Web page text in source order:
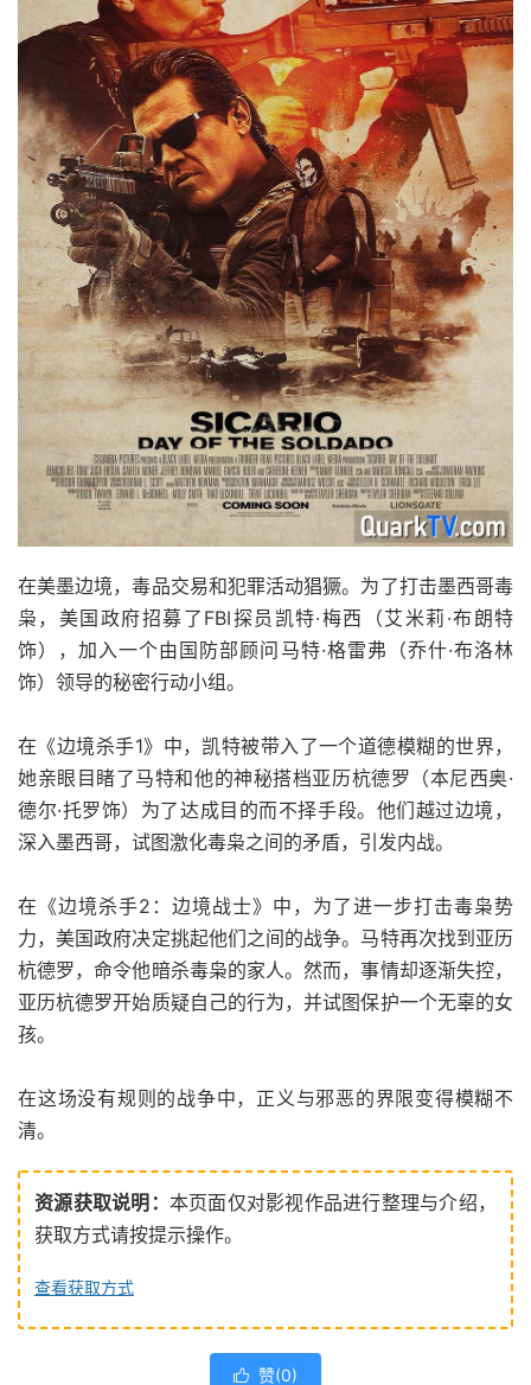
在美墨边境，毒品交易和犯罪活动猖獗。为了打击墨西哥毒
枭，美国政府招募了FBI探员凯特·梅西（艾米莉·布朗特
饰），加入一个由国防部顾问马特·格雷弗（乔什·布洛林
饰）领导的秘密行动小组。
在《边境杀手1》中，凯特被带入了一个道德模糊的世界，
她亲眼目睹了马特和他的神秘搭档亚历杭德罗（本尼西奥·
德尔·托罗饰）为了达成目的而不择手段。他们越过边境，
深入墨西哥，试图激化毒枭之间的矛盾，引发内战。
在《边境杀手2：边境战士》中，为了进一步打击毒枭势
力，美国政府决定挑起他们之间的战争。马特再次找到亚历
杭德罗，命令他暗杀毒枭的家人。然而，事情却逐渐失控，
亚历杭德罗开始质疑自己的行为，并试图保护一个无辜的女
孩。
在这场没有规则的战争中，正义与邪恶的界限变得模糊不
清。
资源获取说明： 本页面仅对影视作品进行整理与介绍，
获取方式请按提示操作。
查看获取方式
 赞(0)